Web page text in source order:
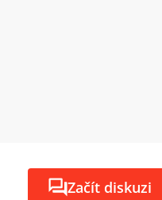
Začít diskuzi